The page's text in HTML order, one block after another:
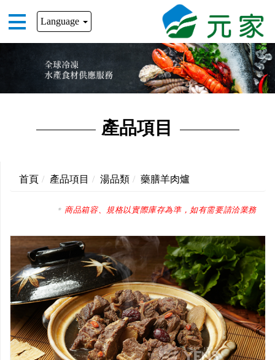
Language
產品項目
首頁 產品項目 湯品類 藥膳羊肉爐
商品箱容、規格以實際庫存為準，如有需要請洽業務